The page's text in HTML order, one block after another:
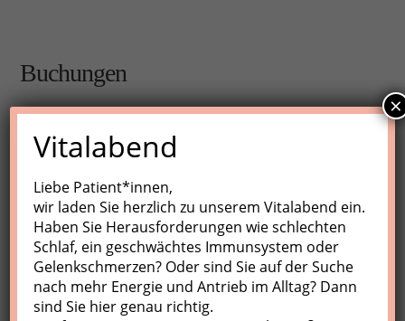
Buchungen
Buchungen sind für diese Veranstaltung nicht mehr
möglich.
Nächste Kurse
Keine Veranstaltungen
Profil
Vitalabend
Liebe Patient*innen,
wir laden Sie herzlich zu unserem Vitalabend ein.
Haben Sie Herausforderungen wie schlechten
Schlaf, ein geschwächtes Immunsystem oder
Gelenkschmerzen? Oder sind Sie auf der Suche
nach mehr Energie und Antrieb im Alltag? Dann
sind Sie hier genau richtig.
×